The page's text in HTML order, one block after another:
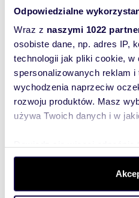
Odpowiedzialne
Wraz z naszymi 1022
osobiste dane, np. adres IP,
technologii jak pliki cookie, w
spersonalizowanych reklam
wychodzenia naprzeciw
rozwoju produktów. Masz
używa Twoich danych i w
dane są przetwarzane oraz
. W
zmienić lub wycofać swoją
inwestycyjną tej
To doskonała okazja dla
poszukujących gruntów
przemysłową lub
lokalizacji. Zachęcamy
uzyskania dodatkowych
umówienia się na
--------------------------
Opis oferty zawarty na
właściciela, może